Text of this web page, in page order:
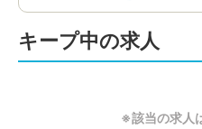
キープ中の求人
※該当の求人